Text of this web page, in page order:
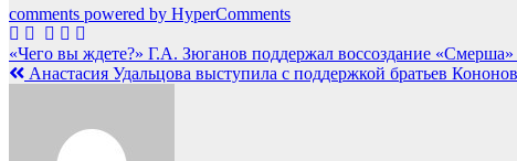
comments powered by HyperComments
Навигация
по
«Чего вы ждете?» Г.А. Зюганов поддержал воссоздание «Смерша»
Анастасия Удальцова выступила с поддержкой братьев